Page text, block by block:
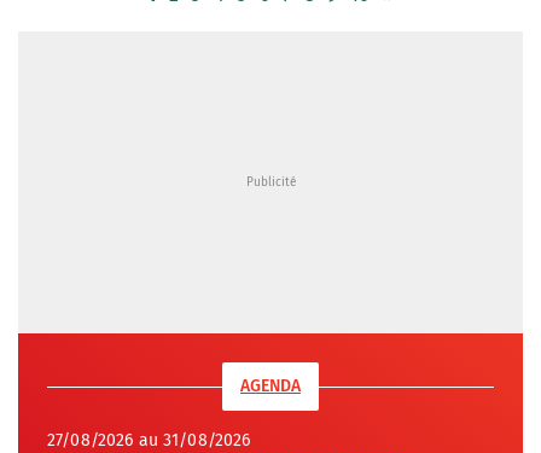
AGENDA
27/08/2026 au 31/08/2026